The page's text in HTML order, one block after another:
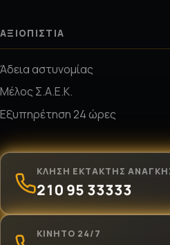
ΑΞΙΟΠΙΣΤΊΑ
Άδεια αστυνομίας
Μέλος Σ.Α.Ε.Κ.
ΚΛΉΣΗ ΈΚΤΑΚΤΗΣ ΑΝΆΓΚΗΣ
210 95 33333